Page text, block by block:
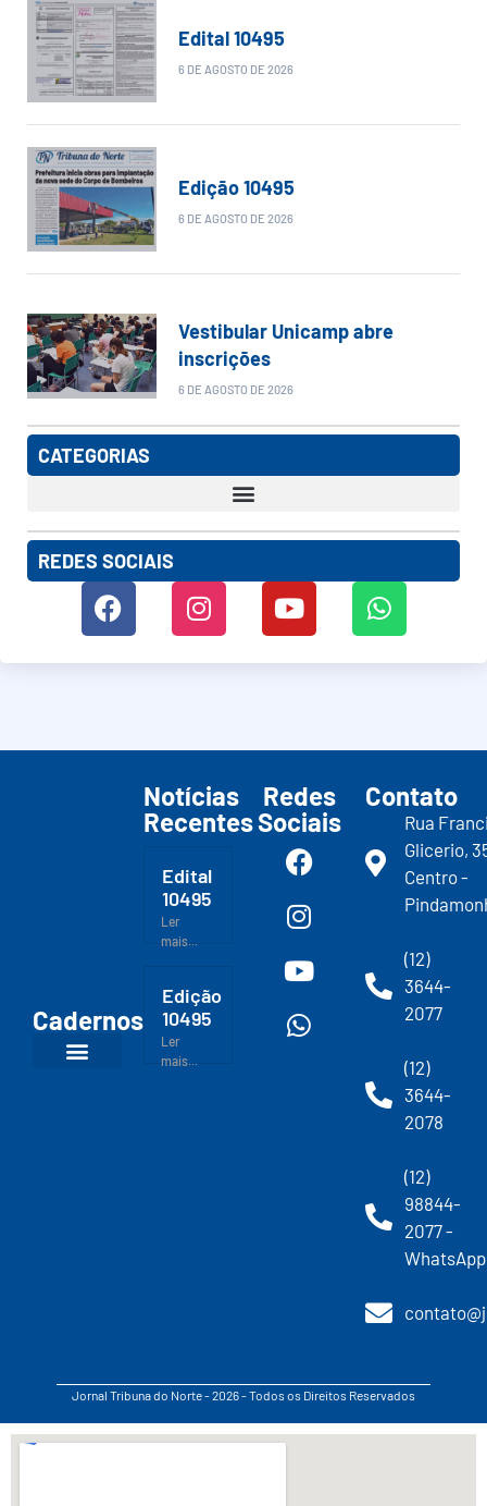
Edital 10495
6 DE AGOSTO DE 2026
Edição 10495
6 DE AGOSTO DE 2026
Vestibular Unicamp abre
inscrições
6 DE AGOSTO DE 2026
CATEGORIAS
REDES SOCIAIS
Cadernos
Notícias
Recentes
Edital
10495
Ler
mais...
Edição
10495
Ler
mais...
Redes
Sociais
Contato
Rua
Glicerio,
Centro -
(12)
3644-
2077
(12)
3644-
2078
(12)
98844-
2077 -
WhatsApp
Jornal Tribuna do Norte - 2026 - Todos os Direitos Reservados